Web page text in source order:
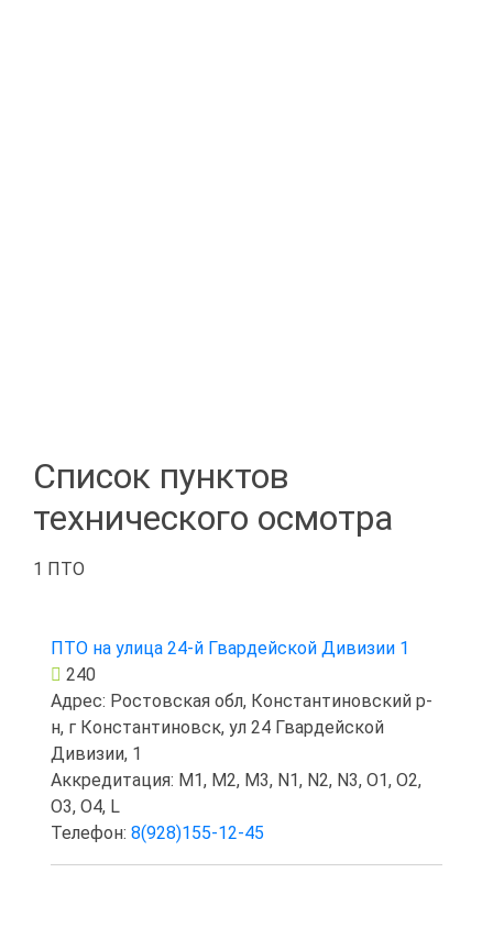
Список пунктов
технического осмотра
1 ПТО
ПТО на улица 24-й Гвардейской Дивизии 1
240
Адрес: Ростовская обл, Константиновский р-
н, г Константиновск, ул 24 Гвардейской
Дивизии, 1
Аккредитация: M1, M2, M3, N1, N2, N3, O1, O2,
O3, O4, L
Телефон: 8(928)155-12-45